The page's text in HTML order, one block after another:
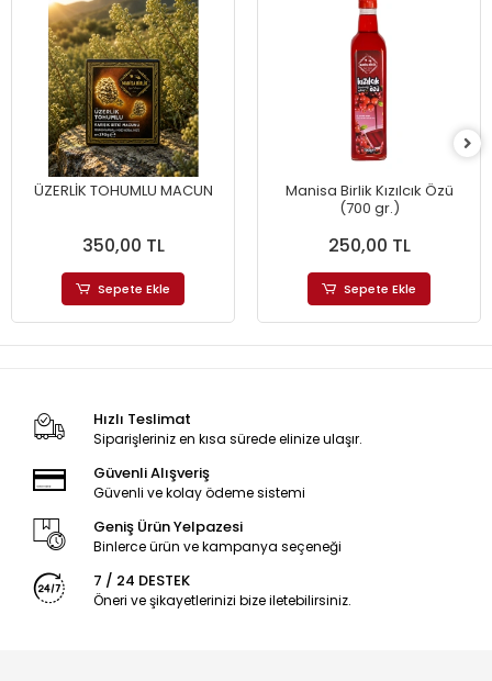
ÜZERLİK TOHUMLU MACUN
350,00 TL
Sepete Ekle
Manisa Birlik Kızılcık Özü
(700 gr.)
250,00 TL
Sepete Ekle
Hızlı Teslimat
Siparişleriniz en kısa sürede elinize ulaşır.
Güvenli Alışveriş
Güvenli ve kolay ödeme sistemi
Geniş Ürün Yelpazesi
Binlerce ürün ve kampanya seçeneği
7 / 24 DESTEK
Öneri ve şikayetlerinizi bize iletebilirsiniz.